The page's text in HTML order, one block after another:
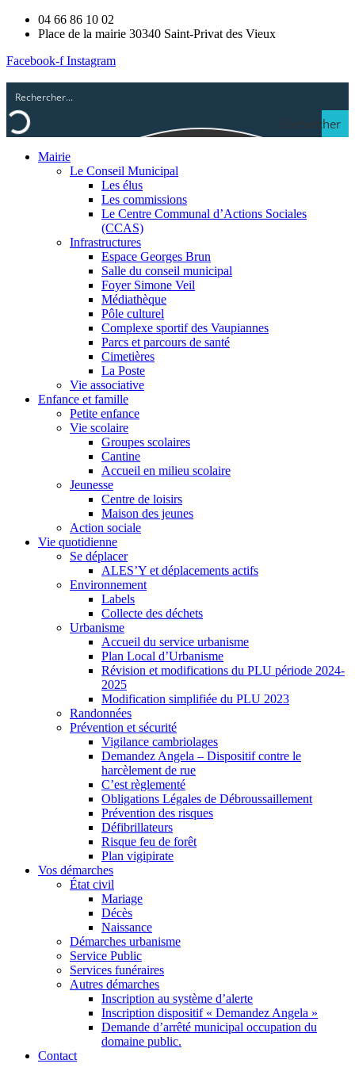
04 66 86 10 02
Place de la mairie 30340 Saint-Privat des Vieux
Facebook-f Instagram
Rechercher
Mairie
Le Conseil Municipal
Les élus
Les commissions
Le Centre Communal d’Actions Sociales
(CCAS)
Infrastructures
Espace Georges Brun
Salle du conseil municipal
Foyer Simone Veil
Médiathèque
Pôle culturel
Complexe sportif des Vaupiannes
Parcs et parcours de santé
Cimetières
La Poste
Vie associative
Enfance et famille
Petite enfance
Vie scolaire
Groupes scolaires
Cantine
Accueil en milieu scolaire
Jeunesse
Centre de loisirs
Maison des jeunes
Action sociale
Vie quotidienne
Se déplacer
ALES’Y et déplacements actifs
Environnement
Labels
Collecte des déchets
Urbanisme
Accueil du service urbanisme
Plan Local d’Urbanisme
Révision et modifications du PLU période 2024-
2025
Modification simplifiée du PLU 2023
Randonnées
Prévention et sécurité
Vigilance cambriolages
Demandez Angela – Dispositif contre le
harcèlement de rue
C’est règlementé
Obligations Légales de Débroussaillement
Prévention des risques
Défibrillateurs
Risque feu de forêt
Plan vigipirate
Vos démarches
État civil
Mariage
Décès
Naissance
Démarches urbanisme
Service Public
Services funéraires
Autres démarches
Inscription au système d’alerte
Inscription dispositif « Demandez Angela »
Demande d’arrêté municipal occupation du
domaine public.
Contact